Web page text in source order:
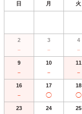
日 月 火
2
－
3
－
4
－
9
－
10
－
11
－
16
－
17
◯
18
◯
23 24 25